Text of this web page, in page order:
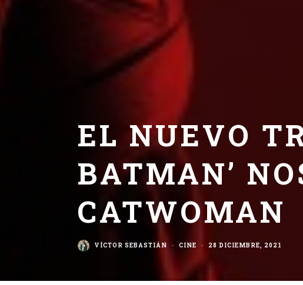
EL NUEVO
BATMAN’
CATWOMAN
VÍCTOR SEBASTIÁN · CINE · 28 DICIEMBRE, 2021